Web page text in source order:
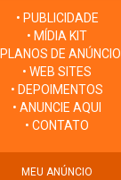
• PUBLICIDADE
• MÍDIA KIT
PLANOS DE ANÚNCIO
• WEB SITES
• DEPOIMENTOS
• ANUNCIE AQUI
• CONTATO
MEU ANÚNCIO